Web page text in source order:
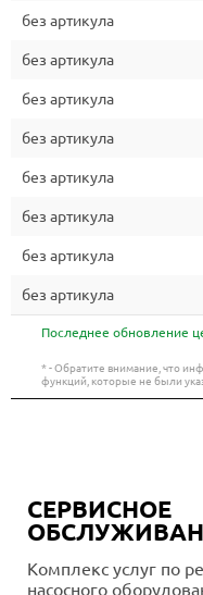
без артикула
без артикула
без артикула
без артикула
без артикула
без артикула
без артикула
без артикула
Последнее обновление
* - Обратите внимание, что
функций, которые не были
СЕРВИСНОЕ
Комплекс услуг по
насосного